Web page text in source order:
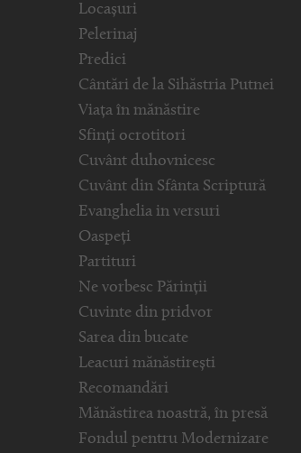
Locașuri
Pelerinaj
Predici
Cântări de la Sihăstria Putnei
Viața în mănăstire
Sfinți ocrotitori
Cuvânt duhovnicesc
Cuvânt din Sfânta Scriptură
Evanghelia in versuri
Oaspeți
Partituri
Ne vorbesc Părinții
Cuvinte din pridvor
Sarea din bucate
Leacuri mănăstirești
Recomandări
Mănăstirea noastră, în presă
Fondul pentru Modernizare